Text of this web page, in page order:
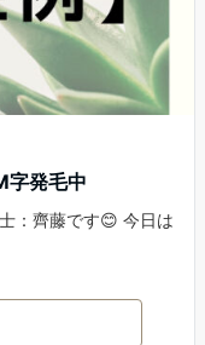
字発毛中
：齊藤です😊 今日は